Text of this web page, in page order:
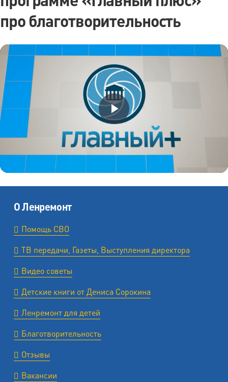
про благотворительность
О Ленремонт
Помощь СВО
ТВ передачи, Газеты, Выступления директора
Видео советы
Детские книги от Дениса Сорокина
Ленремонт для детей
Благотворительность
Отзывы
Вакансии